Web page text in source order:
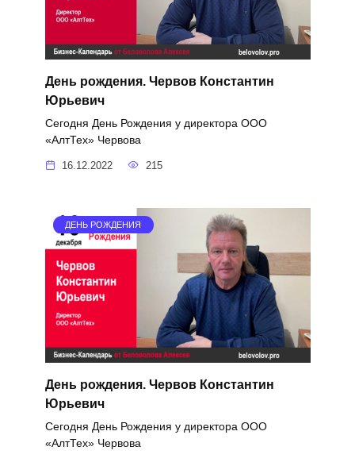
День рождения. Червов Константин
Юрьевич
Сегодня День Рождения у директора ООО
«АлтТех» Червова
16.12.2022 215
ДЕНЬ РОЖДЕНИЯ
День рождения. Червов Константин
Юрьевич
Сегодня День Рождения у директора ООО
«АлтТех» Червова